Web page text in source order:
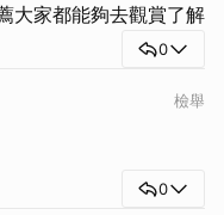
大家都能夠去觀賞了解
0
檢舉
0